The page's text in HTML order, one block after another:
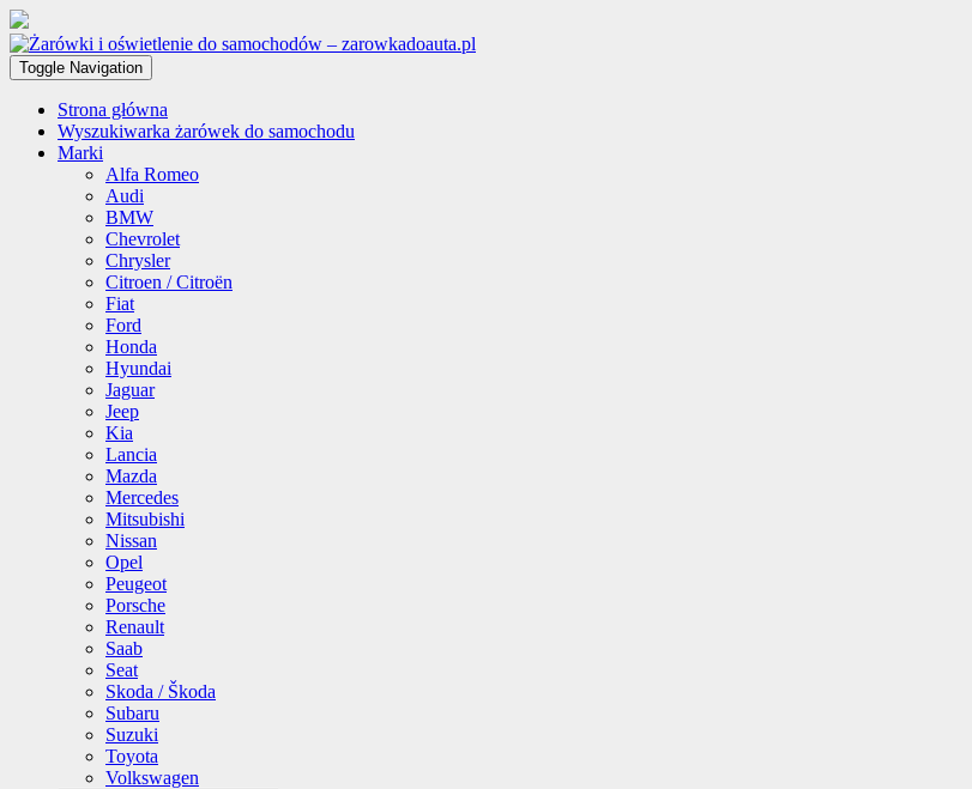
Toggle Navigation
Strona główna
Wyszukiwarka żarówek do samochodu
Marki
Alfa Romeo
Audi
BMW
Chevrolet
Chrysler
Citroen / Citroën
Fiat
Ford
Honda
Hyundai
Jaguar
Jeep
Kia
Lancia
Mazda
Mercedes
Mitsubishi
Nissan
Opel
Peugeot
Porsche
Renault
Saab
Seat
Skoda / Škoda
Subaru
Suzuki
Toyota
Volkswagen